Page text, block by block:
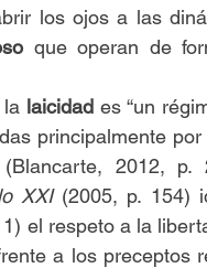
los ojos a las
que operan de
la laicidad es “un
principalmente
2012, p.
XXI (2005, p. 154)
el respeto a la
a los preceptos